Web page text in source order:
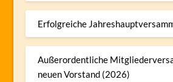
Erfolgreiche
Außerordentliche
neuen Vorstand (2026)